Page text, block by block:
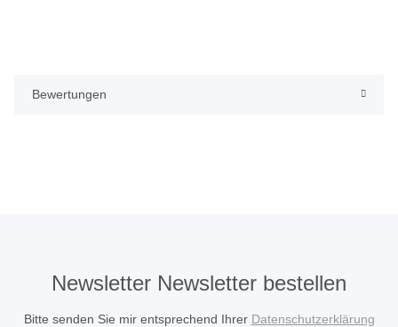
Bewertungen
Newsletter Newsletter bestellen
Bitte senden Sie mir entsprechend Ihrer Datenschutzerklärung